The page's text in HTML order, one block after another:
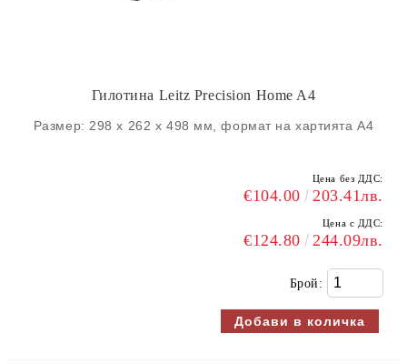
Гилотина Leitz Precision Home A4
Размер: 298 x 262 x 498 мм, формат на хартията A4
Цена без ДДС:
€104.00 203.41лв.
Цена с ДДС:
€124.80 244.09лв.
Брой: